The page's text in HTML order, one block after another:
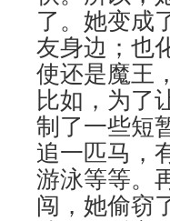
了。她变成
友身边；也
使还是魔王
比如，为了
制了一些短
追一匹马，
游泳等等。
闯，她偷窃